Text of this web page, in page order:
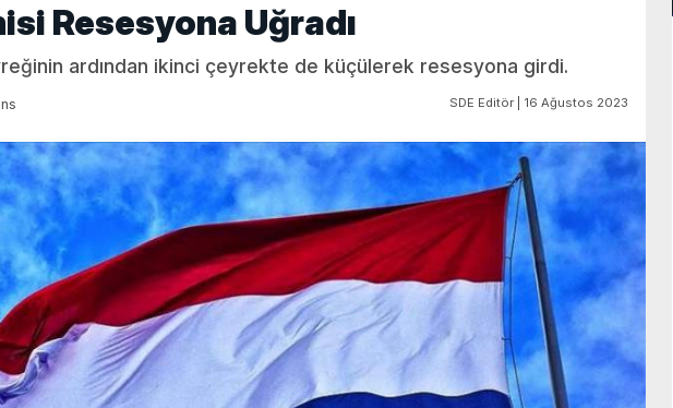
Resesyona Uğradı
ardından ikinci çeyrekte de küçülerek resesyona girdi.
SDE Editör | 16 Ağustos 2023